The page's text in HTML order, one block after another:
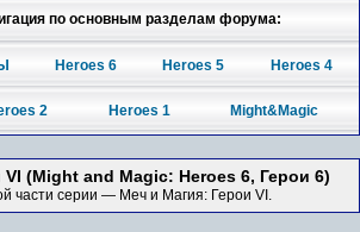
по основным разделам форума:
Heroes 6 Heroes 5 Heroes 4
2 Heroes 1 Might&Magic
(Might and Magic: Heroes 6, Герои 6)
части серии — Меч и Магия: Герои VI.